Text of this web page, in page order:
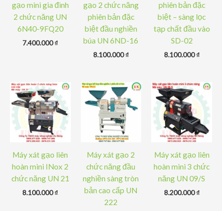
gạo mini gia đình
2 chức năng UN
6N40-9FQ20
7.400.000₫
gạo 2 chức năng
phiên bản đặc
biệt đầu nghiền
búa UN 6ND-16
8.100.000₫
phiên bản đặc
biệt – sàng lọc
tạp chất đầu vào
SD-02
8.100.000₫
Máy xát gạo liên
hoàn mini INox 2
chức năng UN 21
8.100.000₫
Máy xát gạo 2
chức năng đầu
nghiền sàng tròn
bản cao cấp UN
222
Máy xát gạo liên
hoàn mini 3 chức
năng UN 09/S
8.200.000₫